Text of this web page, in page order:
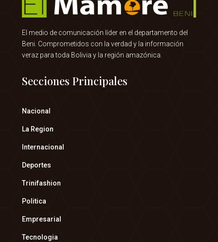
El medio de comunicación líder en el departamento del
Beni. Comprometidos con la verdad y la información
veraz para toda Bolivia y la región amazónica.
Secciones Principales
Nacional
La Region
Internacional
Deportes
Trinifashion
Politica
Empresarial
Tecnologia